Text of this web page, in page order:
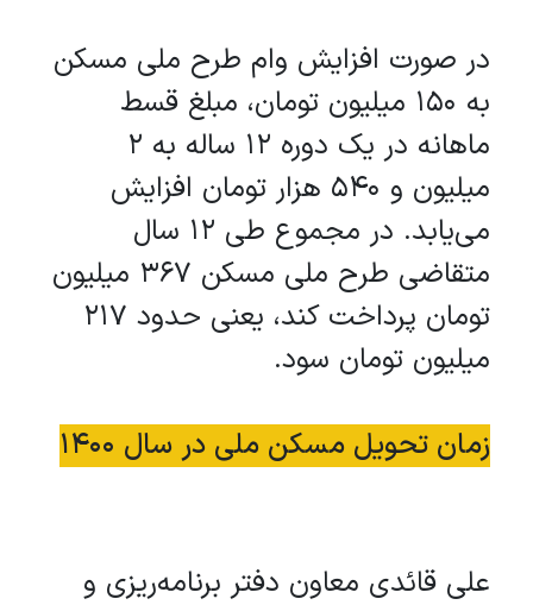
در صورت افزایش وام طرح ملی مسکن
به 150 میلیون تومان،‌ مبلغ قسط
ماهانه در یک دوره 12 ساله به 2
میلیون و 540 هزار تومان افزایش
می‌یابد. در مجموع طی 12 سال
متقاضی طرح ملی مسکن 367 میلیون
تومان پرداخت کند، یعنی حدود 217
میلیون تومان سود.
زمان تحویل مسکن ملی در سال 1400
علی قائدی معاون دفتر برنامه‌ریزی و